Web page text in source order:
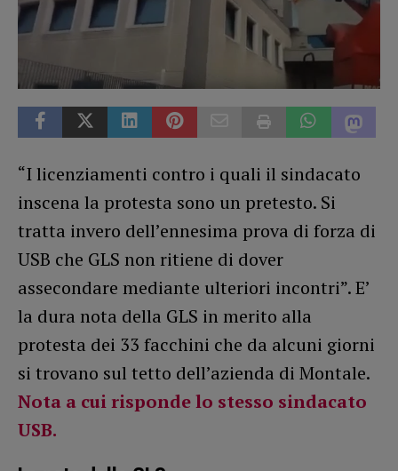
“I licenziamenti contro i quali il sindacato
inscena la protesta sono un pretesto. Si
tratta invero dell’ennesima prova di forza di
USB che GLS non ritiene di dover
assecondare mediante ulteriori incontri”. E’
la dura nota della GLS in merito alla
protesta dei 33 facchini che da alcuni giorni
si trovano sul tetto dell’azienda di Montale.
Nota a cui risponde lo stesso sindacato
USB.